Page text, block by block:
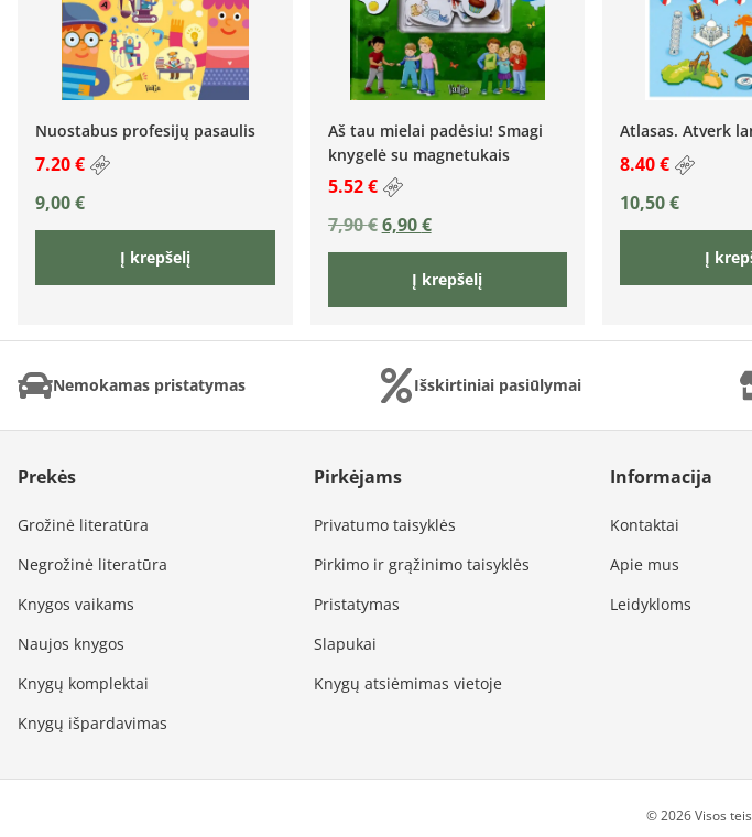
Nuostabus profesijų pasaulis
7.20 €
9,00€
Į krepšelį
Aš tau mielai padėsiu! Smagi
knygelė su magnetukais
5.52 €
7,90€ 6,90€
Į krepšelį
Atlasas. Atverk
8.40 €
10,50€
Į
Nemokamas pristatymas Išskirtiniai pasiūlymai
Prekės
Grožinė literatūra
Negrožinė literatūra
Knygos vaikams
Naujos knygos
Knygų komplektai
Knygų išpardavimas
Pirkėjams
Privatumo taisyklės
Pirkimo ir grąžinimo taisyklės
Pristatymas
Slapukai
Knygų atsiėmimas vietoje
Informacija
Kontaktai
Apie mus
Leidykloms
© 2026 Visos